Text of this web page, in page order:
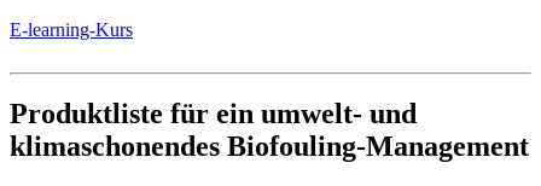
E-learning-Kurs
Produktliste für ein umwelt- und
klimaschonendes Biofouling-Management